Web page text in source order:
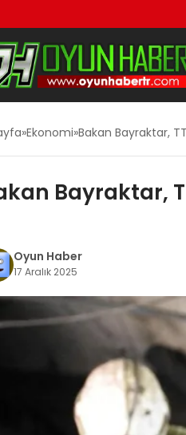
Ekonomi Bakan Bayraktar,
Bayraktar,
Oyun Haber
17 Aralık 2025